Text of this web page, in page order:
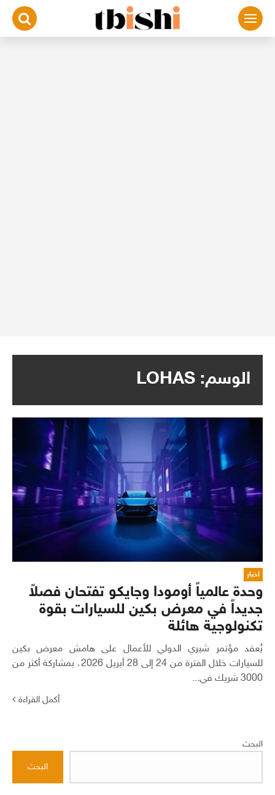
التجاوز
المحتوى
الوسم: LOHAS
اخبار
وحدة عالمياً أومودا وجايكو تفتحان فصلاً
جديداً في معرض بكين للسيارات بقوة
تكنولوجية هائلة
يُعقد مؤتمر شيري الدولي للأعمال على هامش معرض بكين
للسيارات خلال الفترة من 24 إلى 28 أبريل 2026، بمشاركة أكثر من
3000 شريك في...
أكمل القراءة
البحث
البحث